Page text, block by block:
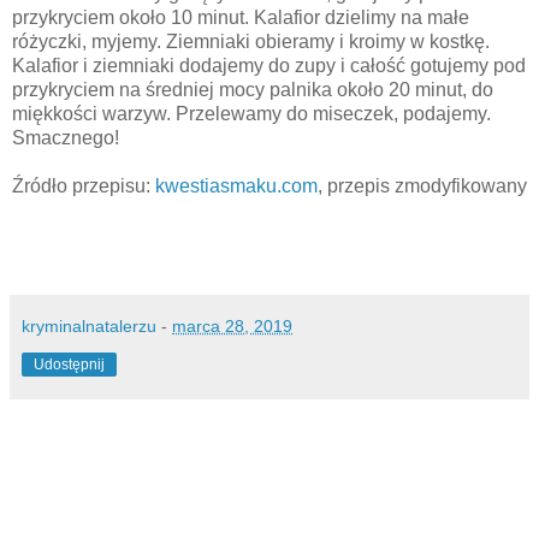
przykryciem około 10 minut. Kalafior dzielimy na małe
różyczki, myjemy. Ziemniaki obieramy i kroimy w kostkę.
Kalafior i ziemniaki dodajemy do zupy i całość gotujemy pod
przykryciem na średniej mocy palnika około 20 minut, do
miękkości warzyw. Przelewamy do miseczek, podajemy.
Smacznego!
Źródło przepisu: kwestiasmaku.com, przepis zmodyfikowany
kryminalnatalerzu - marca 28, 2019
Udostępnij